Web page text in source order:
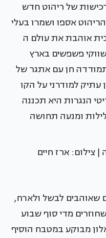
של ריהוט חדש
אספו ושמרו בעלי
אוהבת את עולם ה
פשפשים בארץ
חן עם אתגר של
עתיק למודרני על הקו
הנגרות היא תכננה
ומנעה תחושה
צילום: ארז חיים
שאוהבים לבשל ולארח,
מדי סוף שבוע
מבוקע במטבח הוסיף